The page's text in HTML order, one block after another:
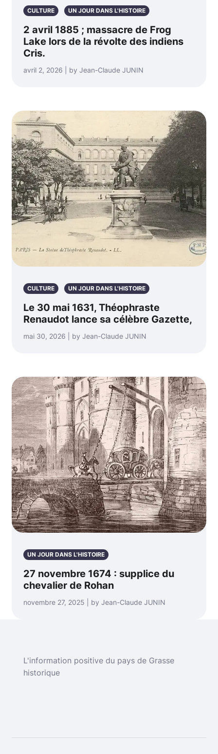
CULTURE UN JOUR DANS L'HISTOIRE
2 avril 1885 ; massacre de Frog
Lake lors de la révolte des indiens
Cris.
avril 2, 2026 | by Jean-Claude JUNIN
CULTURE UN JOUR DANS L'HISTOIRE
Le 30 mai 1631, Théophraste
Renaudot lance sa célèbre Gazette,
mai 30, 2026 | by Jean-Claude JUNIN
UN JOUR DANS L'HISTOIRE
27 novembre 1674 : supplice du
chevalier de Rohan
novembre 27, 2025 | by Jean-Claude JUNIN
L'information positive du pays de Grasse
historique